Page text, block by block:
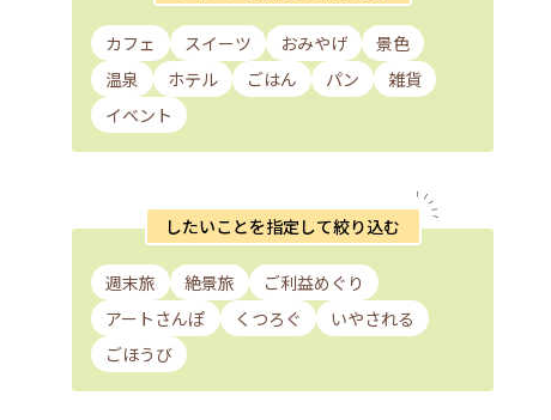
カフェ スイーツ おみやげ
景色
温泉
ホテル ごはん パン
雑貨
イベント
したいことを指定して絞り込む
週末旅 絶景旅
ご利益めぐり
アートさんぽ
くつろぐ
いやされる
ごほうび